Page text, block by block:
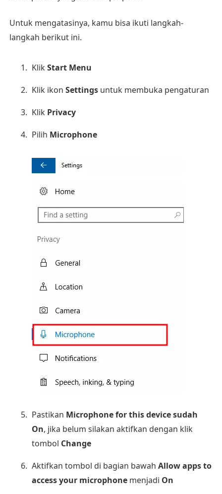
Untuk mengatasinya, kamu bisa ikuti langkah-
langkah berikut ini.
KlikStart Menu
Klik ikon Settingsuntuk membuka pengaturan
Klik Privacy
Pilih Microphone
Pastikan Microphone for this device sudah
On, jika belum silakan aktifkan dengan klik
tombol Change
Aktifkan tombol di bagian bawah Allow apps to
access your microphonemenjadi On